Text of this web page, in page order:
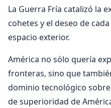
La Guerra Fría catalizó la
cohetes y el deseo de
espacio exterior.
América no sólo quería
fronteras, sino que
dominio tecnológico
de superioridad de